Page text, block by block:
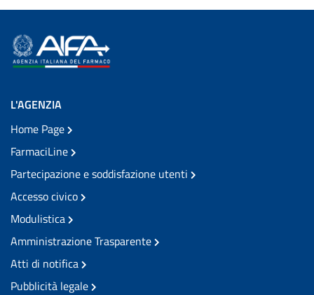
L'AGENZIA
Home Page
FarmaciLine
Partecipazione e soddisfazione utenti
Accesso civico
Modulistica
Amministrazione Trasparente
Atti di notifica
Pubblicità legale